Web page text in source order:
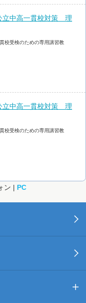
中高一貫校対策 理
校受検のための専用講習教
中高一貫校対策 理
校受検のための専用講習教
ン | PC